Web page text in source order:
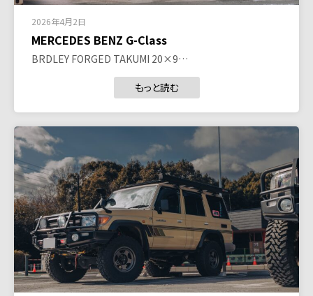
2026年4月2日
MERCEDES BENZ G-Class
BRDLEY FORGED TAKUMI 20×9…
もっと読む